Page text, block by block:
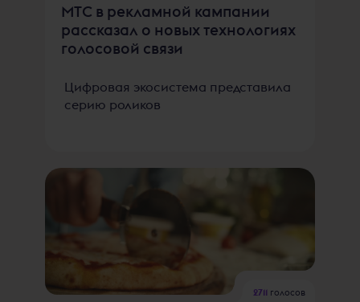
МТС в рекламной кампании
рассказал о новых технологиях
голосовой связи
Цифровая экосистема представила
серию роликов
2711 голосов